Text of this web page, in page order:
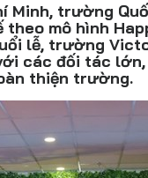
Minh, trường
mô hình
lễ, trường
các đối tác
thiện trường.